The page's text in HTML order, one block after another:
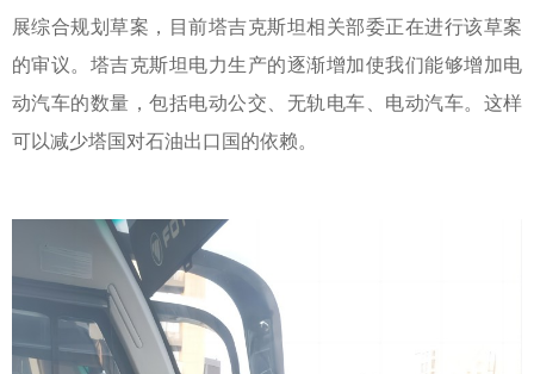
展综合规划草案，目前塔吉克斯坦相关部委正在进行该草案
的审议。 塔吉克斯坦电力生产的逐渐增加使我们能够增加电
动汽车的数量，包括电动公交、无轨电车、电动汽车。这样
可以减少塔国对石油出口国的依赖。